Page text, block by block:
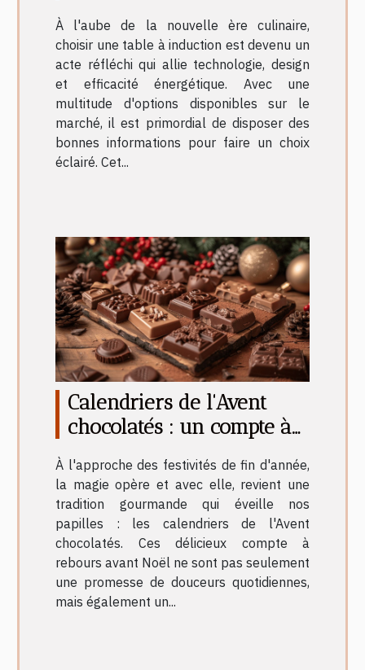
À l'aube de la nouvelle ère culinaire,
choisir une table à induction est devenu un
acte réfléchi qui allie technologie, design
et efficacité énergétique. Avec une
multitude d'options disponibles sur le
marché, il est primordial de disposer des
bonnes informations pour faire un choix
éclairé. Cet...
Calendriers de l'Avent
chocolatés : un compte à
À l'approche des festivités de fin d'année,
la magie opère et avec elle, revient une
tradition gourmande qui éveille nos
papilles : les calendriers de l'Avent
chocolatés. Ces délicieux compte à
rebours avant Noël ne sont pas seulement
une promesse de douceurs quotidiennes,
mais également un...